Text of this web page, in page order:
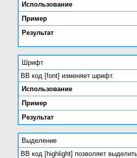
Использование
Пример
Результат
Шрифт
BB код [font] изменяет шрифт.
Использование
Пример
Результат
Выделение
BB код [highlight] позволяет